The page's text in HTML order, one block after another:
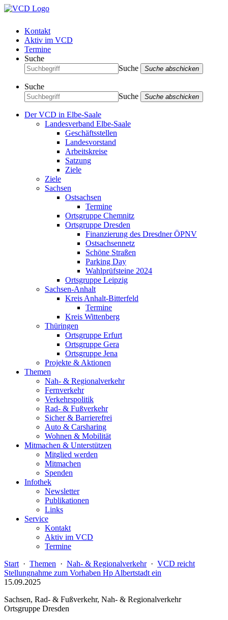
Kontakt
Aktiv im VCD
Termine
Suche
Suche
Suche abschicken
Suche
Suche
Suche abschicken
Der VCD in Elbe-Saale
Landesverband Elbe-Saale
Geschäftsstellen
Landesvorstand
Arbeitskreise
Satzung
Ziele
Ziele
Sachsen
Ostsachsen
Termine
Ortsgruppe Chemnitz
Ortsgruppe Dresden
Finanzierung des Dresdner ÖPNV
Ostsachsennetz
Schöne Straßen
Parking Day
Wahlprüfsteine 2024
Ortsgruppe Leipzig
Sachsen-Anhalt
Kreis Anhalt-Bitterfeld
Termine
Kreis Wittenberg
Thüringen
Ortsgruppe Erfurt
Ortsgruppe Gera
Ortsgruppe Jena
Projekte & Aktionen
Themen
Nah- & Regionalverkehr
Fernverkehr
Verkehrspolitik
Rad- & Fußverkehr
Sicher & Barrierefrei
Auto & Carsharing
Wohnen & Mobilität
Mitmachen & Unterstützen
Mitglied werden
Mitmachen
Spenden
Infothek
Newsletter
Publikationen
Links
Service
Kontakt
Aktiv im VCD
Termine
Start · Themen · Nah- & Regionalverkehr· VCD reicht
Stellungnahme zum Vorhaben Hp Albertstadt ein
15.09.2025
Sachsen, Rad- & Fußverkehr, Nah- & Regionalverkehr
Ortsgruppe Dresden